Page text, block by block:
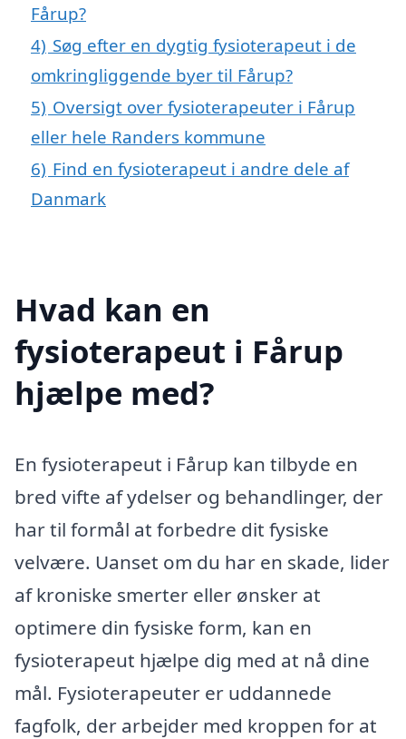
Fårup?
4) Søg efter en dygtig fysioterapeut i de
omkringliggende byer til Fårup?
5) Oversigt over fysioterapeuter i Fårup
eller hele Randers kommune
6) Find en fysioterapeut i andre dele af
Danmark
Hvad kan en
fysioterapeut i Fårup
hjælpe med?
En fysioterapeut i Fårup kan tilbyde en
bred vifte af ydelser og behandlinger, der
har til formål at forbedre dit fysiske
velvære. Uanset om du har en skade, lider
af kroniske smerter eller ønsker at
optimere din fysiske form, kan en
fysioterapeut hjælpe dig med at nå dine
mål. Fysioterapeuter er uddannede
fagfolk, der arbejder med kroppen for at